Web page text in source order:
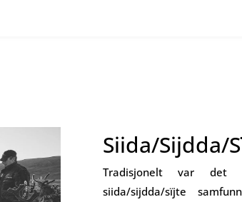
Siida/Sijdda/
Tradisjonelt var det
siida/sijdda/sïjte